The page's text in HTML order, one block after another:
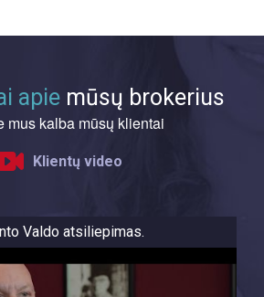
apiemūsų brokerius
mus kalba mūsų klientai
Klientų video
Valdo atsiliepimas.